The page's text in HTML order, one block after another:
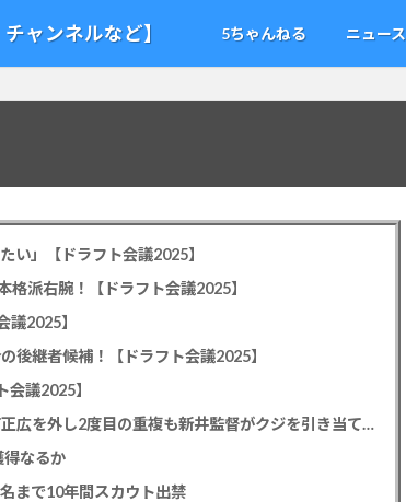
ャンネルなど】 5ちゃんねる ニュース
い」【ドラフト会議2025】
派右腕！【ドラフト会議2025】
2025】
後継者候補！【ドラフト会議2025】
議2025】
カープドラ1平川蓮！187cmのスイッチヒッター！立石正広を外し2度目の重複も新井監督がクジを引き当てる！【ドラフト会議2025】
得なるか
まで10年間スカウト出禁